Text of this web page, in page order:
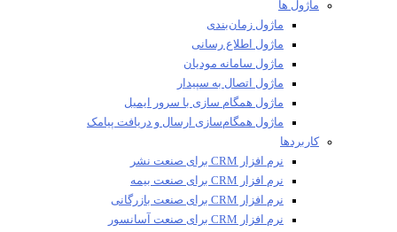
ماژول ها
ماژول زمان‌بندی
ماژول اطلاع رسانی
ماژول سامانه مودیان
ماژول اتصال به سپیدار
ماژول همگام سازی با سرور ایمیل
ماژول همگام‌سازی ارسال و دریافت پیامک
کاربردها
نرم افزار CRM برای صنعت نشر
نرم افزار CRM برای صنعت بیمه
نرم افزار CRM برای صنعت بازرگانی
نرم افزار CRM برای صنعت آسانسور